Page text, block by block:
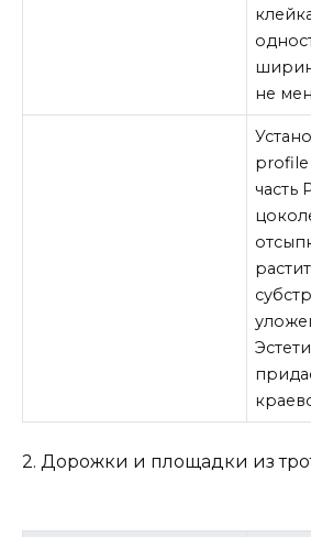
не
часть
2. Дорожки и площадки из